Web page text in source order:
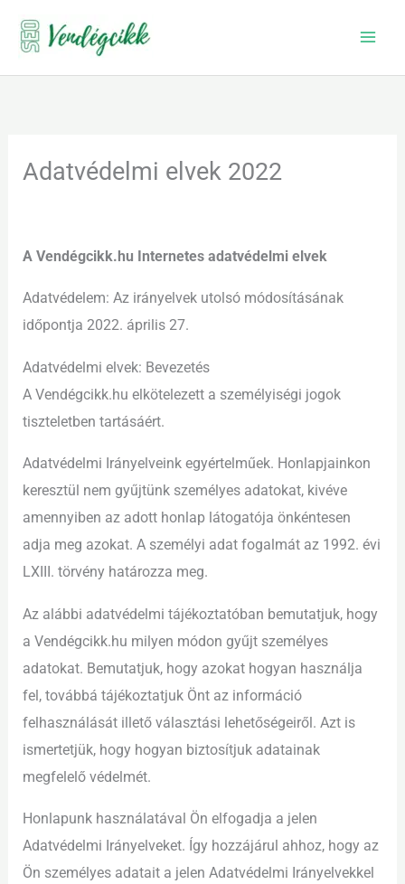
Adatvédelmi elvek 2022
A Vendégcikk.hu Internetes adatvédelmi elvek
Adatvédelem: Az irányelvek utolsó módosításának
időpontja 2022. április 27.
Adatvédelmi elvek: Bevezetés
A Vendégcikk.hu elkötelezett a személyiségi jogok
tiszteletben tartásáért.
Adatvédelmi Irányelveink egyértelműek. Honlapjainkon
keresztül nem gyűjtünk személyes adatokat, kivéve
amennyiben az adott honlap látogatója önkéntesen
adja meg azokat. A személyi adat fogalmát az 1992. évi
LXIII. törvény határozza meg.
Az alábbi adatvédelmi tájékoztatóban bemutatjuk, hogy
a Vendégcikk.hu milyen módon gyűjt személyes
adatokat. Bemutatjuk, hogy azokat hogyan használja
fel, továbbá tájékoztatjuk Önt az információ
felhasználását illető választási lehetőségeiről. Azt is
ismertetjük, hogy hogyan biztosítjuk adatainak
megfelelő védelmét.
Honlapunk használatával Ön elfogadja a jelen
Adatvédelmi Irányelveket. Így hozzájárul ahhoz, hogy az
Ön személyes adatait a jelen Adatvédelmi Irányelvekkel